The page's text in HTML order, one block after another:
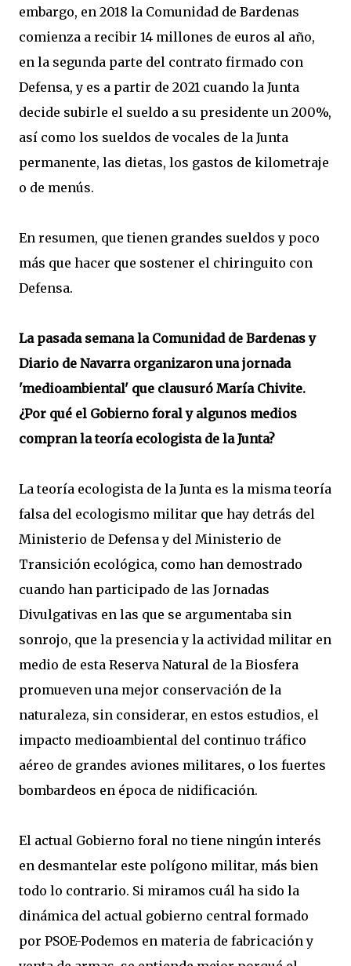
embargo, en 2018 la Comunidad de Bardenas
comienza a recibir 14 millones de euros al año,
en la segunda parte del contrato firmado con
Defensa, y es a partir de 2021 cuando la Junta
decide subirle el sueldo a su presidente un 200%,
así como los sueldos de vocales de la Junta
permanente, las dietas, los gastos de kilometraje
o de menús.
En resumen, que tienen grandes sueldos y poco
más que hacer que sostener el chiringuito con
Defensa.
La pasada semana la Comunidad de Bardenas y
Diario de Navarra organizaron una jornada
'medioambiental' que clausuró María Chivite.
¿Por qué el Gobierno foral y algunos medios
compran la teoría ecologista de la Junta?
La teoría ecologista de la Junta es la misma teoría
falsa del ecologismo militar que hay detrás del
Ministerio de Defensa y del Ministerio de
Transición ecológica, como han demostrado
cuando han participado de las Jornadas
Divulgativas en las que se argumentaba sin
sonrojo, que la presencia y la actividad militar en
medio de esta Reserva Natural de la Biosfera
promueven una mejor conservación de la
naturaleza, sin considerar, en estos estudios, el
impacto medioambiental del continuo tráfico
aéreo de grandes aviones militares, o los fuertes
bombardeos en época de nidificación.
El actual Gobierno foral no tiene ningún interés
en desmantelar este polígono militar, más bien
todo lo contrario. Si miramos cuál ha sido la
dinámica del actual gobierno central formado
por PSOE-Podemos en materia de fabricación y